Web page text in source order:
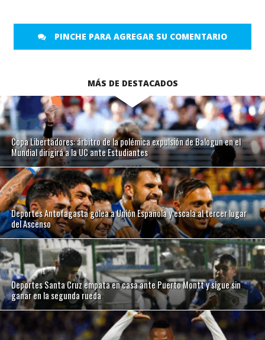
PINCHE PARA AGREGAR SU COMENTARIO
MÁS DE DESTACADOS
Copa Libertadores: árbitro de la polémica expulsión de Balogun en el
Mundial dirigirá a la UC ante Estudiantes
Deportes Antofagasta golea a Unión Española y escala al tercer lugar
del Ascenso
Deportes Santa Cruz empata en casa ante Puerto Montt y sigue sin
ganar en la segunda rueda